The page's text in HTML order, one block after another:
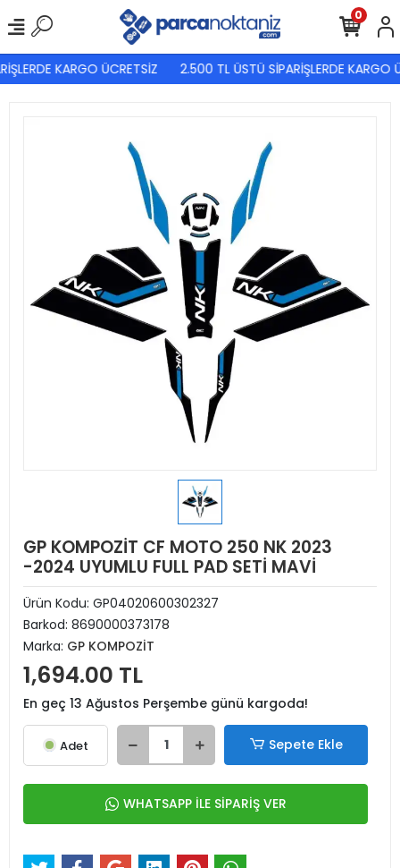
KARGO ÜCRETSİZ 2.500 TL ÜSTÜ SİPARİŞLERDE KARGO
0
GP KOMPOZİT CF MOTO 250 NK 2023
-2024 UYUMLU FULL PAD SETİ MAVİ
Ürün Kodu: GP04020600302327
Barkod: 8690000373178
Marka: GP KOMPOZİT
1,694.00 TL
En geç 13 Ağustos Perşembe günü kargoda!
Adet Sepete Ekle
WHATSAPP İLE SİPARİŞ VER